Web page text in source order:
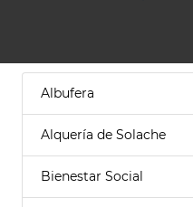
Albufera
Alquería de Solache
Bienestar Social